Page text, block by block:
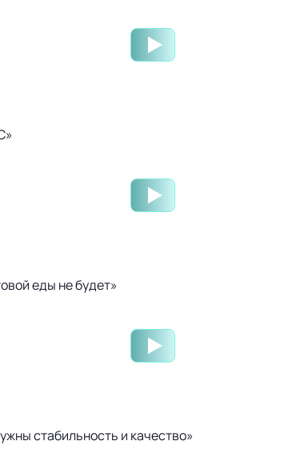
еды не будет»
стабильность и качество»